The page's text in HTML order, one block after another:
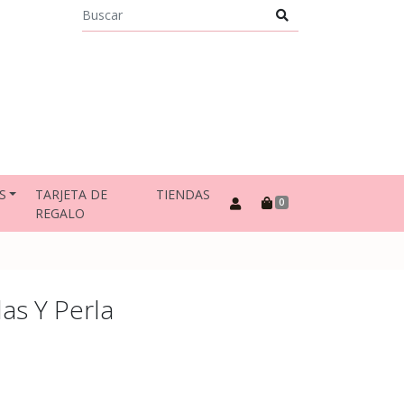
TARJETA DE
REGALO
TIENDAS 0
Y Perla